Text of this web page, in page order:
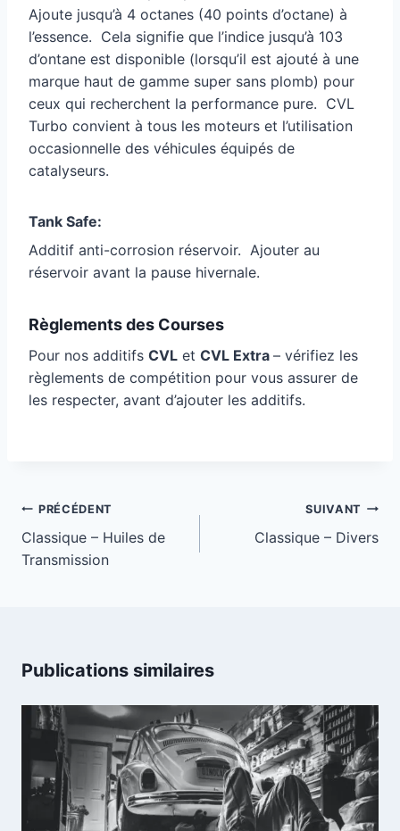
Ajoute jusqu’à 4 octanes (40 points d’octane) à
l’essence. Cela signifie que l’indice jusqu’à 103
d’ontane est disponible (lorsqu’il est ajouté à une
marque haut de gamme super sans plomb) pour
ceux qui recherchent la performance pure. CVL
Turbo convient à tous les moteurs et l’utilisation
occasionnelle des véhicules équipés de
catalyseurs.
Tank Safe:
Additif anti-corrosion réservoir. Ajouter au
réservoir avant la pause hivernale.
Règlements des Courses
Pour nos additifs CVL et CVL Extra – vérifiez les
règlements de compétition pour vous assurer de
les respecter, avant d’ajouter les additifs.
Navigation
de
l’article
PRÉCÉDENT
Classique – Huiles de
Transmission
SUIVANT
Classique – Divers
Publications similaires